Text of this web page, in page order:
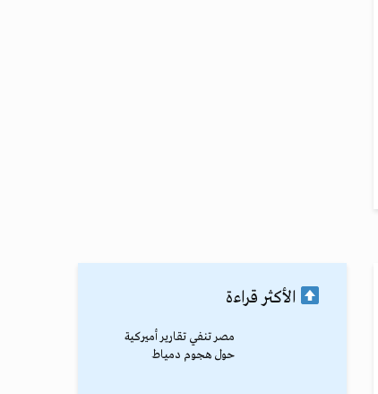
الأكثر قراءة
مصر تنفي تقارير أميركية
حول هجوم دمياط